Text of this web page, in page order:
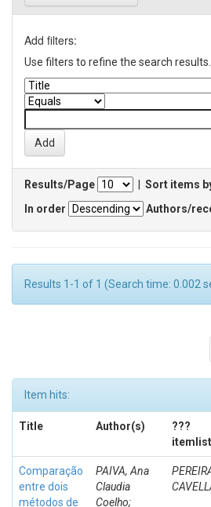
Add filters:
Use filters to refine the search results.
Results/Page
Sort items
In order
Authors/
Results 1-1 of 1 (Search time: 0.002
Item hits:
Title Author(s)
???
Comparação
entre dois
métodos de
PAIVA, Ana
Claudia
Coelho;